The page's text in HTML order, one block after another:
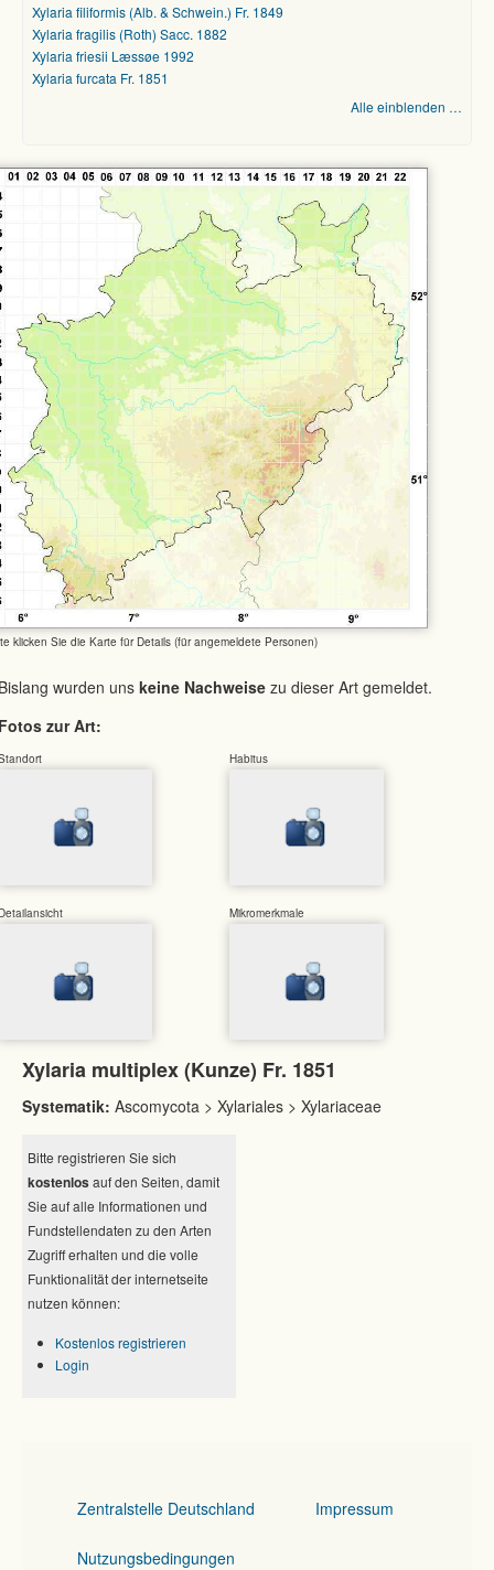
Xylaria filiformis (Alb. & Schwein.) Fr. 1849
Xylaria fragilis (Roth) Sacc. 1882
Xylaria friesii Læssøe 1992
Xylaria furcata Fr. 1851
Alle einblenden …
klicken Sie die Karte für Details (für angemeldete Personen)
wurden uns keine Nachweise zu dieser Art gemeldet.
zur Art:
Habitus
Mikromerkmale
Xylaria multiplex (Kunze) Fr. 1851
Systematik: Ascomycota > Xylariales > Xylariaceae
Bitte registrieren Sie sich
kostenlos auf den Seiten, damit
Sie auf alle Informationen und
Fundstellendaten zu den Arten
Zugriff erhalten und die volle
Funktionalität der internetseite
nutzen können:
Kostenlos registrieren
Login
Zentralstelle Deutschland Impressum
Nutzungsbedingungen